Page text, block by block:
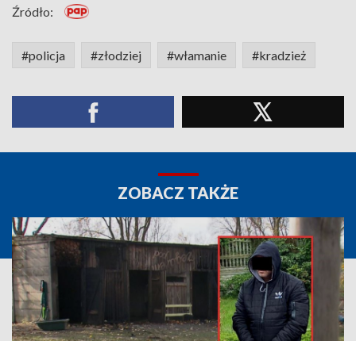
Źródło:
#policja #złodziej #włamanie #kradzież
ZOBACZ TAKŻE